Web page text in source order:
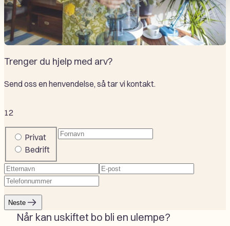
Trenger du hjelp med arv?
Send oss en henvendelse, så tar vi kontakt.
12
Company
or
private
Privat
Bedrift
Fornavn
Etternavn
E-
Telefonnummer
Neste
Når kan uskiftet bo bli en ulempe?